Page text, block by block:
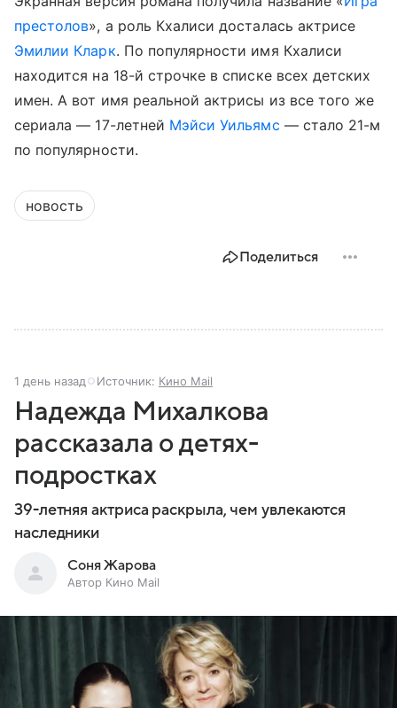
престолов», а роль Кхалиси досталась актрисе
Эмилии Кларк. По популярности имя Кхалиси
находится на 18-й строчке в списке всех детских
имен. А вот имя реальной актрисы из все того же
сериала — 17-летней Мэйси Уильямс — стало 21-м
по популярности.
новость
Поделиться
1 день назад Источник: Кино Mail
Надежда Михалкова
рассказала о детях-
подростках
39-летняя актриса раскрыла, чем увлекаются
наследники
Соня Жарова
Автор Кино Mail